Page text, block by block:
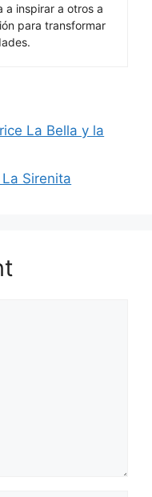
a inspirar a otros a
para transformar
La Bella y la
Sirenita